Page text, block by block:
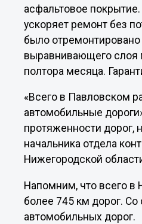
асфальтовое
ускоряет ремонт без
было
выравнивающего слоя
полтора месяца.
«Всего в Павловском
автомобильные
протяженности дорог,
начальника отдела
Нижегородской
Напомним, что всего в
более 745 км дорог.
автомобильных дорог.